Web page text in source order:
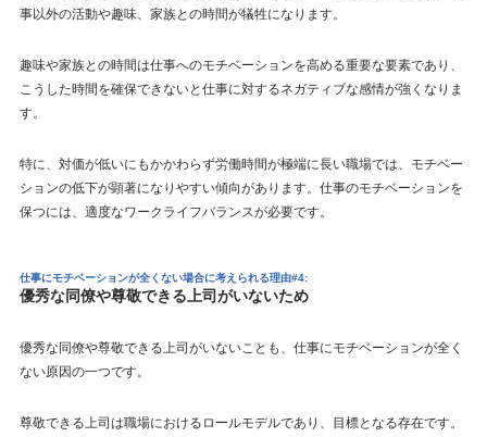
事以外の活動や趣味、家族との時間が犠牲になります。
趣味や家族との時間は仕事へのモチベーションを高める重要な要素であり、
こうした時間を確保できないと仕事に対するネガティブな感情が強くなりま
す。
特に、対価が低いにもかかわらず労働時間が極端に長い職場では、モチベー
ションの低下が顕著になりやすい傾向があります。仕事のモチベーションを
保つには、適度なワークライフバランスが必要です。
仕事にモチベーションが全くない場合に考えられる理由#4:
優秀な同僚や尊敬できる上司がいないため
優秀な同僚や尊敬できる上司がいないことも、仕事にモチベーションが全く
ない原因の一つです。
尊敬できる上司は職場におけるロールモデルであり、目標となる存在です。